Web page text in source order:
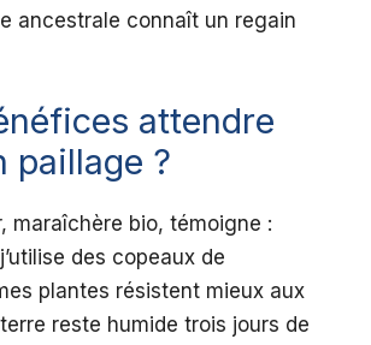
ancestrale connaît un regain
attendre
paillage ?
maraîchère bio, témoigne :
des copeaux de
plantes résistent mieux aux
reste humide trois jours de